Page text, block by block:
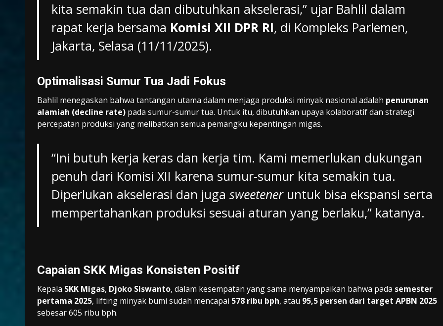
kita semakin tua dan dibutuhkan akselerasi,” ujar Bahlil dalam
rapat kerja bersama Komisi XII DPR RI, di Kompleks Parlemen,
Jakarta, Selasa (11/11/2025).
Optimalisasi Sumur Tua Jadi Fokus
Bahlil menegaskan bahwa tantangan utama dalam menjaga produksi minyak nasional adalah penurunan
alamiah (decline rate) pada sumur-sumur tua. Untuk itu, dibutuhkan upaya kolaboratif dan strategi
percepatan produksi yang melibatkan semua pemangku kepentingan migas.
“Ini butuh kerja keras dan kerja tim. Kami memerlukan dukungan
penuh dari Komisi XII karena sumur-sumur kita semakin tua.
Diperlukan akselerasi dan juga sweeteneruntuk bisa ekspansi serta
mempertahankan produksi sesuai aturan yang berlaku,” katanya.
Capaian SKK Migas Konsisten Positif
Kepala SKK Migas, Djoko Siswanto, dalam kesempatan yang sama menyampaikan bahwa pada semester
pertama 2025, lifting minyak bumi sudah mencapai 578 ribu bph, atau 95,5 persen dari target APBN 2025
sebesar 605 ribu bph.